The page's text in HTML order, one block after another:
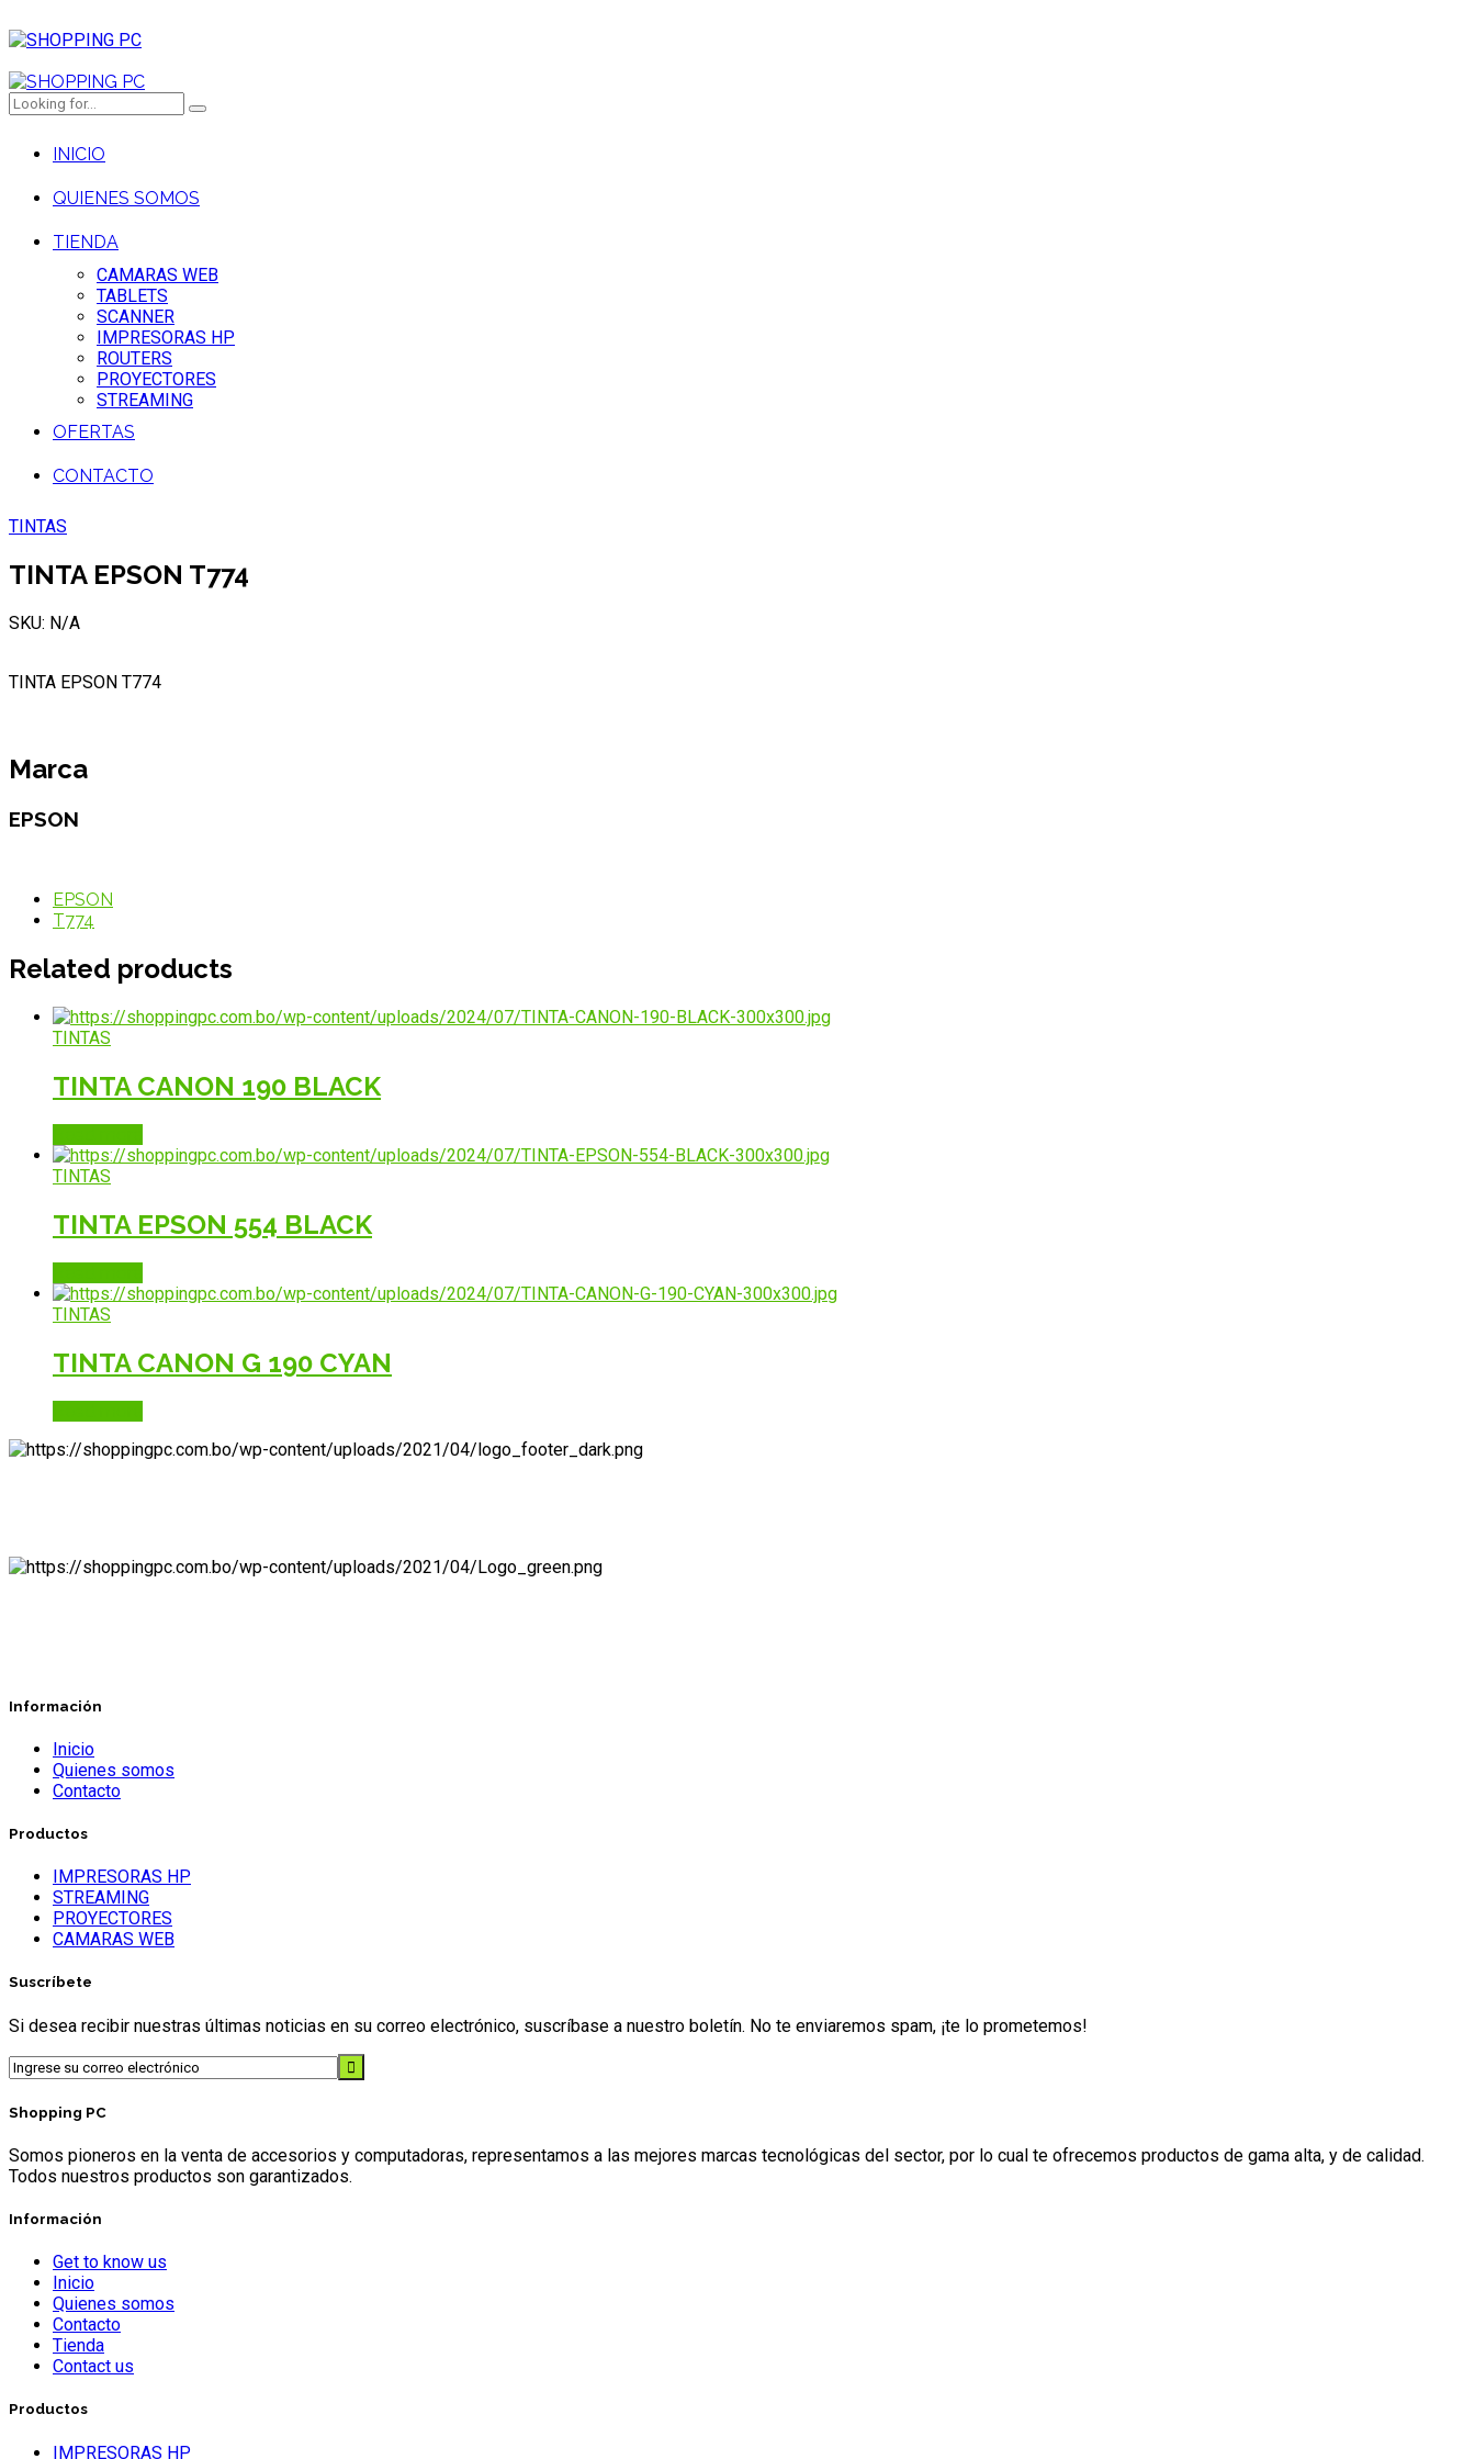
INICIO
QUIENES SOMOS
TIENDA
CAMARAS WEB
TABLETS
SCANNER
IMPRESORAS HP
ROUTERS
PROYECTORES
STREAMING
OFERTAS
CONTACTO
TINTAS
TINTA EPSON T774
SKU: N/A
TINTA EPSON T774
Marca
EPSON
EPSON
T774
Related products
TINTAS
TINTA CANON 190 BLACK
TINTAS
TINTA EPSON 554 BLACK
TINTAS
TINTA CANON G 190 CYAN
Información
Inicio
Quienes somos
Contacto
Productos
IMPRESORAS HP
STREAMING
PROYECTORES
CAMARAS WEB
Suscríbete
Si desea recibir nuestras últimas noticias en su correo electrónico, suscríbase a nuestro boletín. No te enviaremos spam, ¡te lo prometemos!
Shopping PC
Somos pioneros en la venta de accesorios y computadoras, representamos a las mejores marcas tecnológicas del sector, por lo cual te ofrecemos productos de gama alta, y de calidad.
Todos nuestros productos son garantizados.
Información
Get to know us
Inicio
Quienes somos
Contacto
Tienda
Contact us
Productos
IMPRESORAS HP